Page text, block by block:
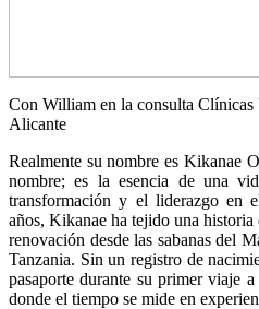
Con William en la consulta
Alicante
Realmente su nombre es Kikanae
nombre; es la esencia de una
transformación y el liderazgo en
años, Kikanae ha tejido una
renovación desde las sabanas del
Tanzania. Sin un registro de
pasaporte durante su primer viaje
donde el tiempo se mide en